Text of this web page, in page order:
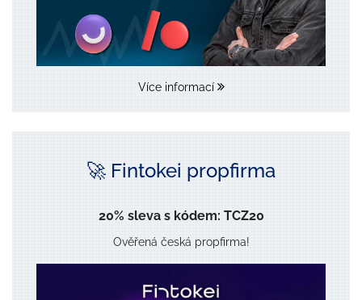
Více informací
🚀 Fintokei propfirma
20% sleva s kódem: TCZ20
Ověřená česká propfirma!